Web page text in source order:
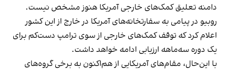
دامنه تعلیق کمک‌های خارجی آمریکا هنوز مشخص نیست.
روبیو در پیامی به سفارتخانه‌های آمریکا در خارج از این کشور
اعلام کرد که توقف کمک‌های خارجی از سوی ترامپ دست‌کم برای
یک دوره سه‌ماهه ارزیابی ادامه خواهد داشت.
با این‌حال، مقام‌های آمریکایی از هم‌اکنون به برخی گروه‌های